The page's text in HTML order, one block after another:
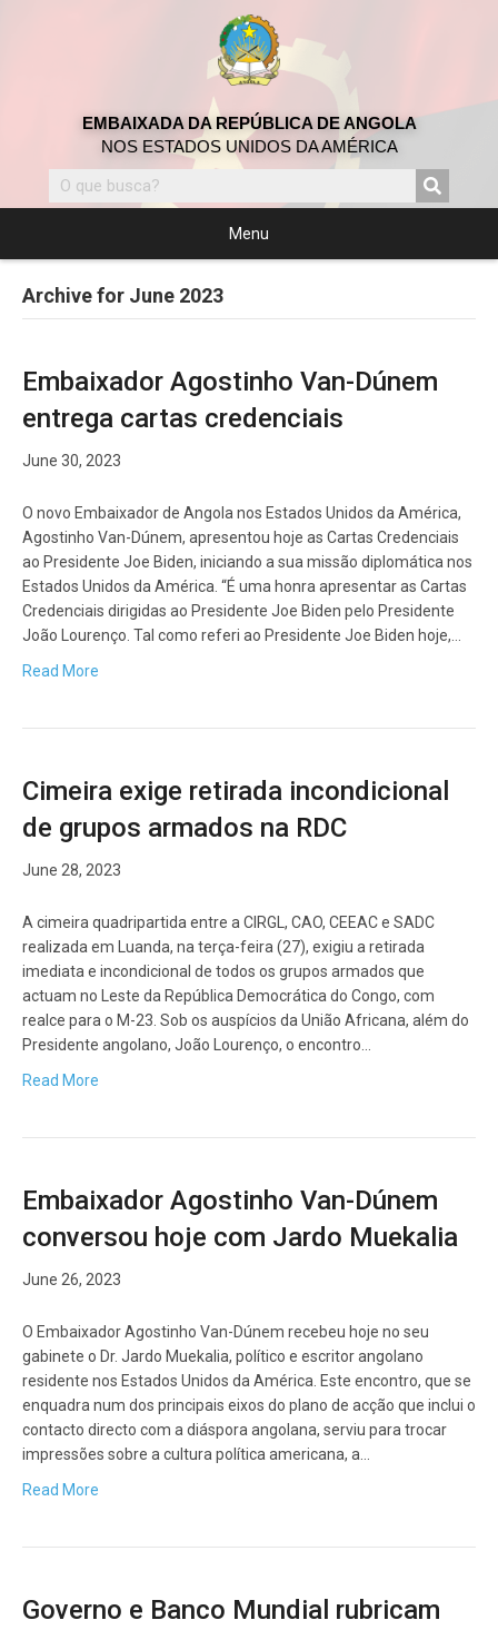
EMBAIXADA DA REPÚBLICA DE ANGOLA
NOS ESTADOS UNIDOS DA AMÉRICA
Menu
Archive for June 2023
Embaixador Agostinho Van-Dúnem
entrega cartas credenciais
June 30, 2023
O novo Embaixador de Angola nos Estados Unidos da América,
Agostinho Van-Dúnem, apresentou hoje as Cartas Credenciais
ao Presidente Joe Biden, iniciando a sua missão diplomática nos
Estados Unidos da América. “É uma honra apresentar as Cartas
Credenciais dirigidas ao Presidente Joe Biden pelo Presidente
João Lourenço. Tal como referi ao Presidente Joe Biden hoje,…
Read More
Cimeira exige retirada incondicional
de grupos armados na RDC
June 28, 2023
A cimeira quadripartida entre a CIRGL, CAO, CEEAC e SADC
realizada em Luanda, na terça-feira (27), exigiu a retirada
imediata e incondicional de todos os grupos armados que
actuam no Leste da República Democrática do Congo, com
realce para o M-23. Sob os auspícios da União Africana, além do
Presidente angolano, João Lourenço, o encontro…
Read More
Embaixador Agostinho Van-Dúnem
conversou hoje com Jardo Muekalia
June 26, 2023
O Embaixador Agostinho Van-Dúnem recebeu hoje no seu
gabinete o Dr. Jardo Muekalia, político e escritor angolano
residente nos Estados Unidos da América. Este encontro, que se
enquadra num dos principais eixos do plano de acção que inclui o
contacto directo com a diáspora angolana, serviu para trocar
impressões sobre a cultura política americana, a…
Read More
Governo e Banco Mundial rubricam